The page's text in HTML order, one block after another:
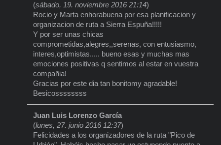
(sábado, 19. noviembre 2016 21:14)
Rocio y Marta enhorabuena por esa planificacion y
organizacion de ruta a Sierra Espuña!!!!!
Y por ser unas chicas
comprometidas,alegres,,serenas, con entusiasmo,
interes,optimistas..... bueno esas y muchas mas
emociones positivas q sentimos al estar en vuestra
compañia!
Gracias por este dia tan bonitomy agradable!
Besicossssssss
Juan Luis Lorenzo García
(lunes, 27. junio 2016 12:37)
Felicidades a los organizadores de la ruta "Pico de